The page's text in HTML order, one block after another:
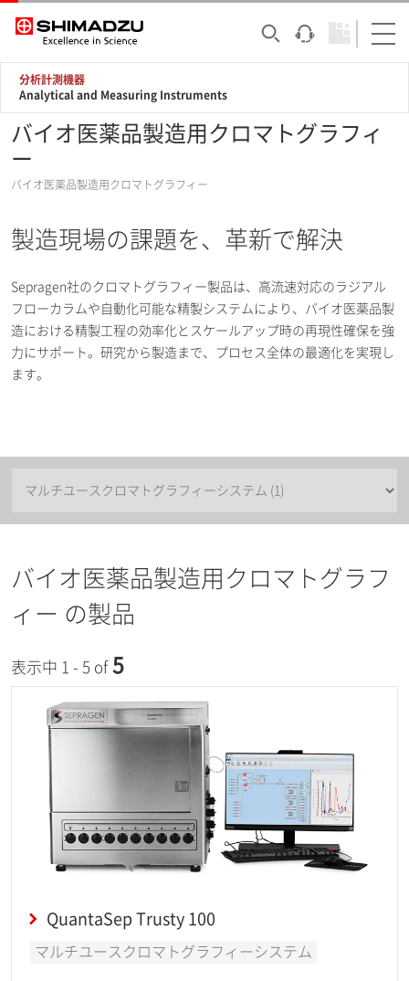
分析計測機器
Analytical and Measuring Instruments
バイオ医薬品製造用クロマトグラフィ
ー
バイオ医薬品製造用クロマトグラフィー
製造現場の課題を、革新で解決
Sepragen社のクロマトグラフィー製品は、高流速対応のラジアル
フローカラムや自動化可能な精製システムにより、バイオ医薬品製
造における精製工程の効率化とスケールアップ時の再現性確保を強
力にサポート。研究から製造まで、プロセス全体の最適化を実現し
ます。
バイオ医薬品製造用クロマトグラフ
ィー の製品
表示中 1 - 5 of 5
QuantaSep Trusty 100
マルチユースクロマトグラフィーシステム